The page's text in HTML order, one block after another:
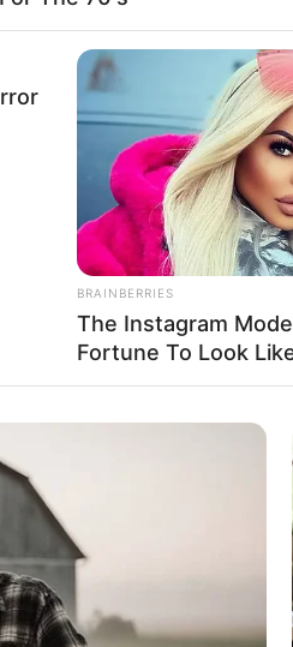
BRAINBERRIES
The Instagram
Fortune To Look